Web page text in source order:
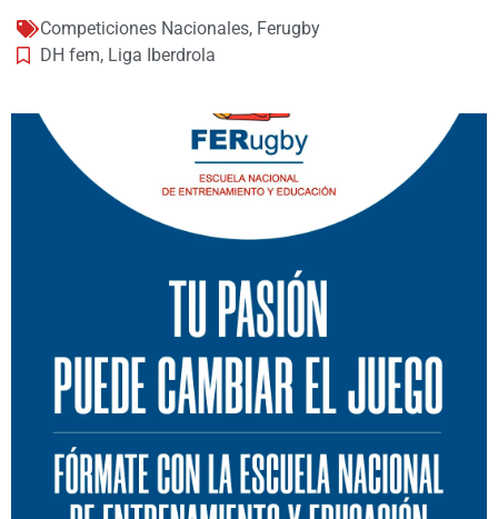
Competiciones Nacionales, Ferugby
DH fem, Liga Iberdrola